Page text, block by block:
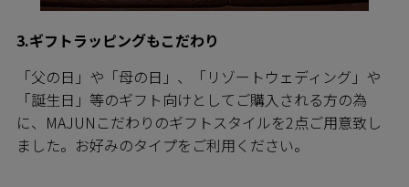
3.ギフトラッピングもこだわり
「父の日」や「母の日」、「リゾートウェディング」や
「誕生日」等のギフト向けとしてご購入される方の為
に、MAJUNこだわりのギフトスタイルを2点ご用意致し
ました。お好みのタイプをご利用ください。